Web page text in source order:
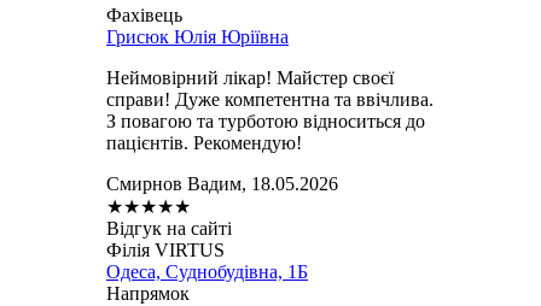
Фахівець
Грисюк Юлія Юріївна
Неймовірний лікар! Майстер своєї
справи! Дуже компетентна та ввічлива.
З повагою та турботою відноситься до
пацієнтів. Рекомендую!
Смирнов Вадим, 18.05.2026
★★★★★
Відгук на сайті
Філія VIRTUS
Одеса, Суднобудівна, 1Б
Напрямок